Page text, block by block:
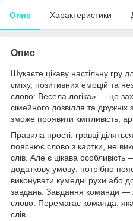
Опис Характеристики
Опис
Шукаєте цікаву настільну гру
сміху, позитивних емоцій та
слово: Весела логіка» — це
сімейного дозвілля та дружніх
зможе проявити кмітливість,
Правила прості: гравці
пояснює слово з картки, не
слів. Але є цікава особливість
додаткову умову: потрібно
виконувати кумедні рухи або
завдань. Завдання команди —
слово. Перемагає команда, яка
слів.